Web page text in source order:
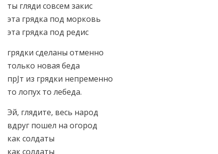
ты гляди совсем закис
эта грядка под морковь
эта грядка под редис
грядки сделаны отменно
только новая беда
прЈт из грядки непременно
то лопух то лебеда.
Эй, глядите, весь народ
вдруг пошел на огород
как солдаты
как солдаты